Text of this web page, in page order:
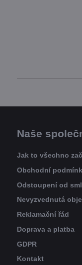
Naše
Jak to všechno
Obchodní
Odstoupení od
Nevyzvednutá
Reklamační řád
Doprava a platba
GDPR
Kontakt